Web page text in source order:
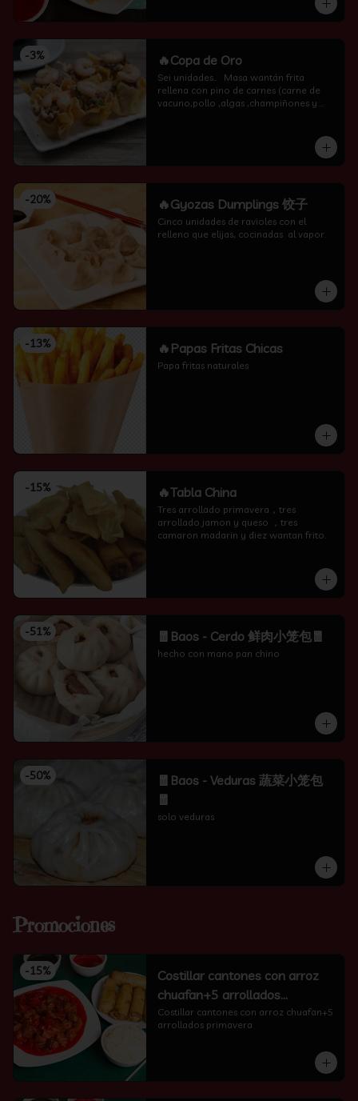
-3% 🔥Copa de Oro
Sei unidades..   Masa wantán frita
rellena con pino de carnes (carne de
vacuno,pollo ,algas ,champiñones y
-20% 🔥Gyozas Dumplings 饺子
Cinco unidades de ravioles con el
relleno que elijas, cocinadas  al vapor.
-13% 🔥Papas Fritas Chicas
Papa fritas naturales
-15% 🔥Tabla China
Tres arrollado primavera，tres
arrollado jamon y queso ，tres
camaron madarin y diez wantan frito.
-51% 🧧Baos - Cerdo 鲜肉小笼包🧧
hecho con mano pan chino
-50%
🧧Baos - Veduras 蔬菜小笼包
solo veduras
Promociones
-15%
Costillar cantones con arroz
chuafan+5 arrollados
primavera
Costillar cantones con arroz chuafan+5
arrollados primavera